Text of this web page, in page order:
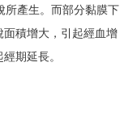
所產生。而部分黏膜下
面積增大，引起經血增
期延長。